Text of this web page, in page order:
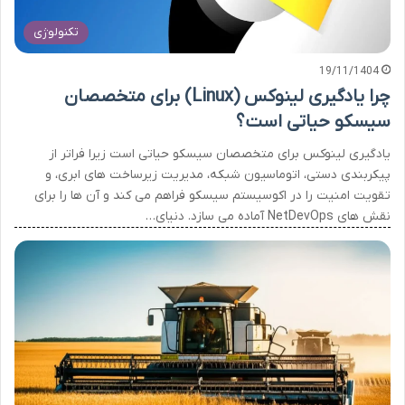
تکنولوژی
19/11/1404
چرا یادگیری لینوکس (Linux) برای متخصصان
سیسکو حیاتی است؟
یادگیری لینوکس برای متخصصان سیسکو حیاتی است زیرا فراتر از
پیکربندی دستی، اتوماسیون شبکه، مدیریت زیرساخت های ابری، و
تقویت امنیت را در اکوسیستم سیسکو فراهم می کند و آن ها را برای
نقش های NetDevOps آماده می سازد. دنیای…